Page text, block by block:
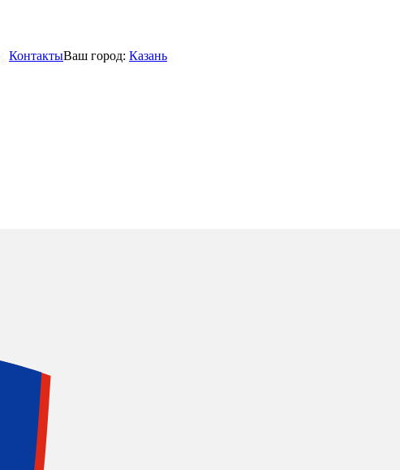
КонтактыВаш город: Казань